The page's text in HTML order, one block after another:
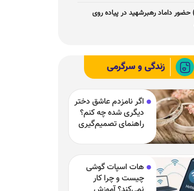
حضور داماد رهبرشهید در پیاده روی
زندگی و سرگرمی
اگر نامزدم عاشق دختر
دیگری شده چه کنم؟
راهنمای تصمیم‌گیری
هات اسپات گوشی
چیست و چرا کار